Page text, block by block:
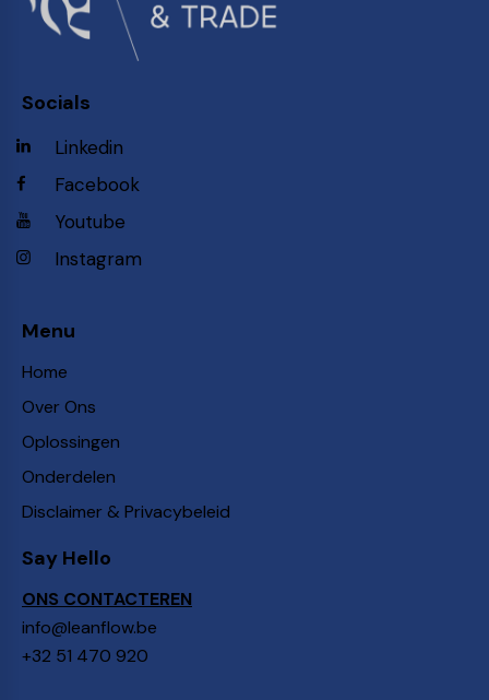
Socials
Linkedin
Facebook
Youtube
Instagram
Menu
Home
Over Ons
Oplossingen
Onderdelen
Disclaimer & Privacybeleid
Say Hello
ONS CONTACTEREN
info@leanflow.be
+32 51 470 920